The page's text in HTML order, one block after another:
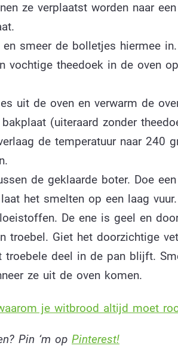
ze verplaatst worden naar
smeer de bolletjes hiermee
vochtige theedoek in de oven
uit de oven en verwarm de
(uiteraard zonder
de temperatuur naar 240
de geklaarde boter. Doe
het smelten op een laag
De ene is geel en
troebel. Giet het doorzichtige
troebele deel in de pan blijft.
ze uit de oven komen.
je witbrood altijd moet
Pin ‘m op Pinterest!